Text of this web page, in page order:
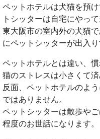
ペットホテルは犬猫を預
トシッターは自宅にやっ
東大阪市の室内外の犬猫
にペットシッターが出入
ペットホテルとは違い、
猫のストレスは小さくて済
反面、ペットホテルのよ
ではありません。
ペットシッターは散歩や
程度のお世話になります。